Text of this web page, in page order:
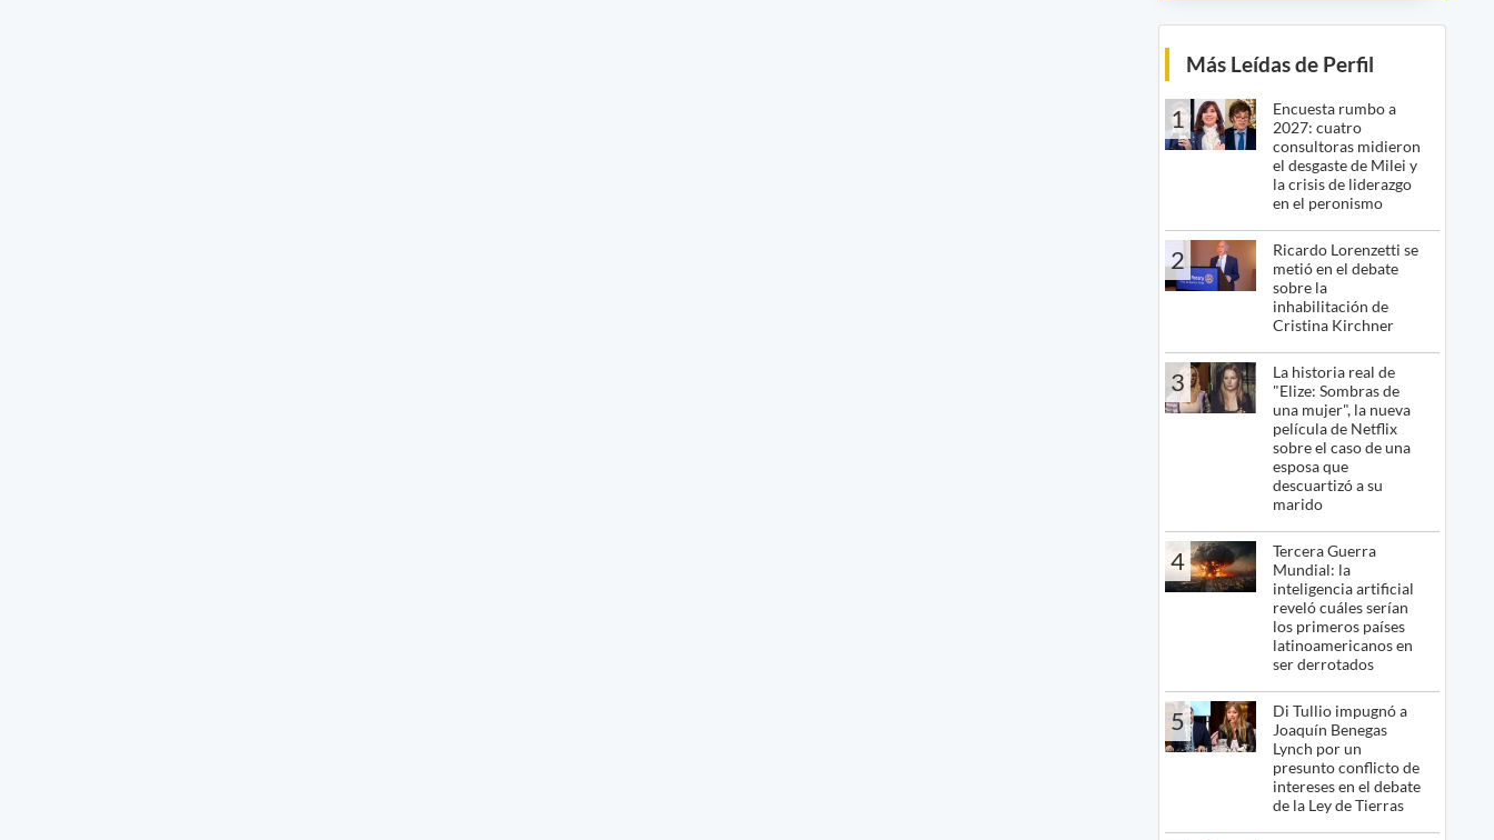
Más Leídas de Perfil
1
Encuesta rumbo a
2027: cuatro
consultoras midieron
el desgaste de Milei y
la crisis de liderazgo
en el peronismo
2
Ricardo Lorenzetti se
metió en el debate
sobre la
inhabilitación de
Cristina Kirchner
3
La historia real de
"Elize: Sombras de
una mujer", la nueva
película de Netflix
sobre el caso de una
esposa que
descuartizó a su
marido
4
Tercera Guerra
Mundial: la
inteligencia artificial
reveló cuáles serían
los primeros países
latinoamericanos en
ser derrotados
5
Di Tullio impugnó a
Joaquín Benegas
Lynch por un
presunto conflicto de
intereses en el debate
de la Ley de Tierras